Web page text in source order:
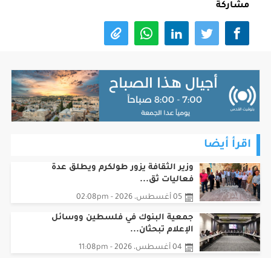
مشاركة
اقرأ أيضا
وزير الثقافة يزور طولكرم ويطلق عدة
فعاليات ثق...
05 أغسطس، 2026 - 02:08pm
جمعية البنوك في فلسطين ووسائل
الإعلام تبحثان...
04 أغسطس، 2026 - 11:08pm